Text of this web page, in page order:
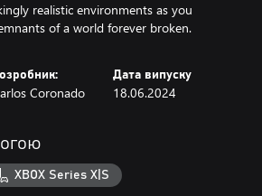
realistic environments as you
of a world forever broken.
Coronado
Дата випуску
18.06.2024
XBOX Series X|S